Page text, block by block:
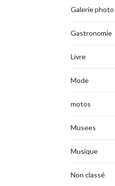
Galerie photo
Gastronomie
Livre
Mode
motos
Musees
Musique
Non classé